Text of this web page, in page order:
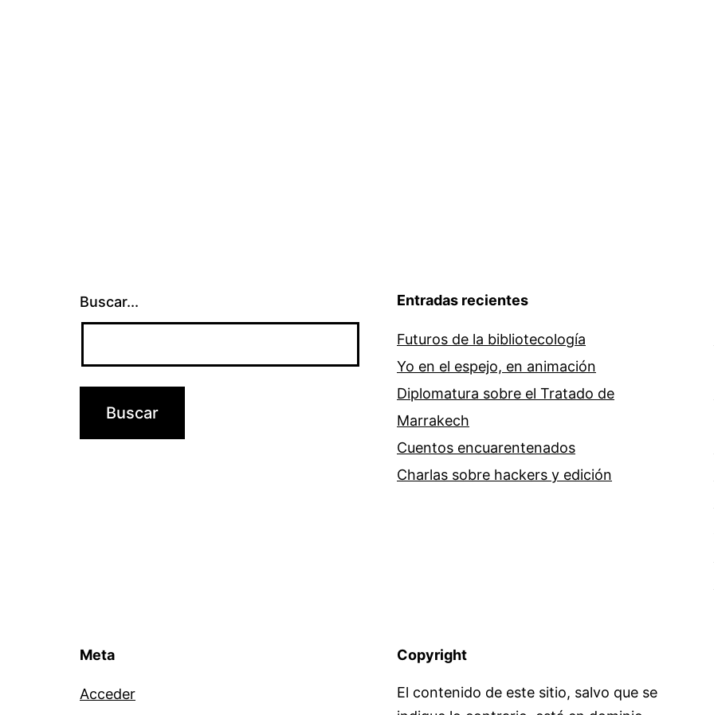
Buscar... Entradas recientes
Futuros de la bibliotecología
Yo en el espejo, en animación
Diplomatura sobre el Tratado de
Marrakech
Cuentos encuarentenados
Charlas sobre hackers y edición
Meta
Acceder
Copyright
El contenido de este sitio, salvo que se